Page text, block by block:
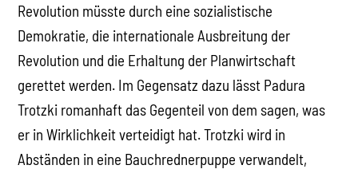
Revolution müsste durch eine sozialistische
Demokratie, die internationale Ausbreitung der
Revolution und die Erhaltung der Planwirtschaft
gerettet werden. Im Gegensatz dazu lässt Padura
Trotzki romanhaft das Gegenteil von dem sagen, was
er in Wirklichkeit verteidigt hat. Trotzki wird in
Abständen in eine Bauchrednerpuppe verwandelt,